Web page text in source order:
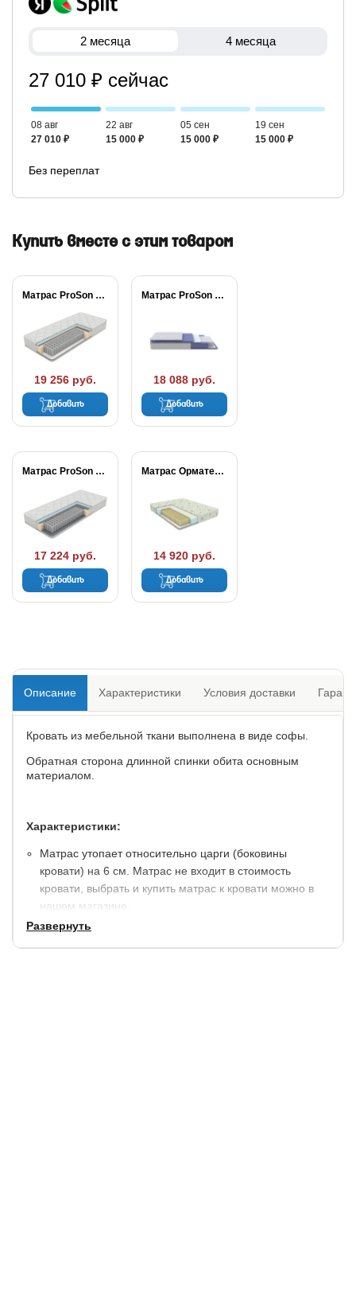
2 месяца 4 месяца
27 010 ₽ сейчас
08 авг
27 010 ₽
22 авг
15 000 ₽
05 сен
15 000 ₽
19 сен
15 000 ₽
Без переплат
Купить вместе с этим товаром
Матрас ProSon Active...
19 256 руб.
Добавить
Матрас ProSon Active...
18 088 руб.
Добавить
Матрас ProSon Active...
17 224 руб.
Добавить
Матрас Орматек МИА...
14 920 руб.
Добавить
Описание Характеристики Условия доставки
Кровать из мебельной ткани выполнена в виде софы.
Обратная сторона длинной спинки обита основным
материалом.
Характеристики:
Матрас утопает относительно царги (боковины
кровати) на 6 см. Матрас не входит в стоимость
кровати, выбрать и купить матрас к кровати можно в
нашем магазине.
Высота от пола до спального места: 28 см.
Развернуть